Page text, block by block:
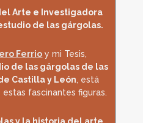
Arte e Investigadora
de las gárgolas.
Ferrio y mi Tesis,
de las gárgolas de las
Castilla y León, está
fascinantes figuras.
y la historia del arte,